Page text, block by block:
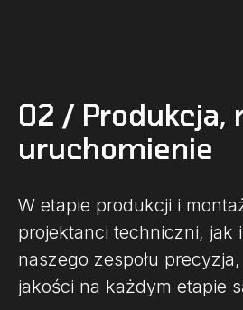
02 / Produkcja,
uruchomienie
W etapie produkcji i
projektanci techniczni, jak
naszego zespołu
jakości na każdym etapie